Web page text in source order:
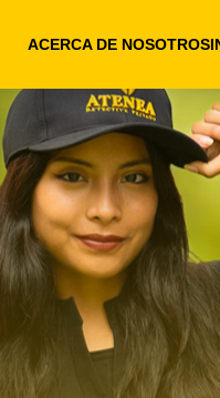
ACERCA DE NOSOTROS